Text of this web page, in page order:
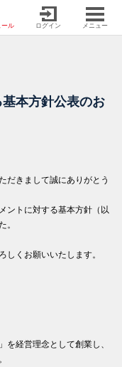
ール ログイン メニュー
本方針公表のお
だきまして誠にありがとう
ントに対する基本方針（以
。
しくお願いいたします。
を経営理念として創業し、